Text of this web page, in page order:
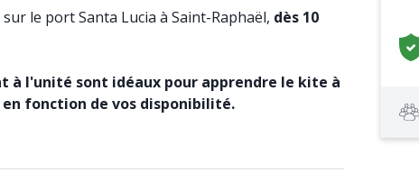
le port Santa Lucia à Saint-Raphaël, dès 10
à l'unité sont idéaux pour apprendre le kite à
fonction de vos disponibilité.